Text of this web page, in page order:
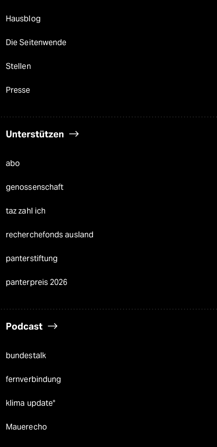
Hausblog
Die Seitenwende
Stellen
Presse
Unterstützen
abo
genossenschaft
taz zahl ich
recherchefonds ausland
panterstiftung
panterpreis 2026
Podcast
bundestalk
fernverbindung
klima update°
Mauerecho